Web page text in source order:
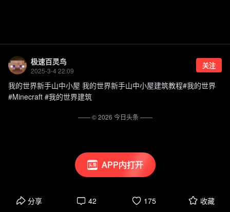
APP内打开
极速百灵鸟
2025-3-4 22:09
关注
我的世界新手山中小屋 我的世界新手山中小屋建筑教程#我的世界
#Minecraft #我的世界建筑
分享 42 175 收藏
—— ©2026 今日头条——